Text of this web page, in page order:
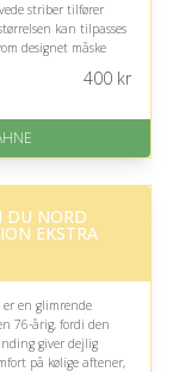
striber tilfører
kan tilpasses
designet måske
5
400kr
DU NORD
EKSTRA
en glimrende
76-årig, fordi den
giver dejlig
på kølige aftener,